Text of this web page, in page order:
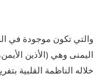
والتي تكون موجودة في
اليمنى وهي (الأذين
خلاله الناظمة القلبية